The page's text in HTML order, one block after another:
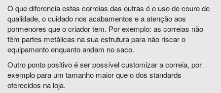
O que diferencia estas correias das outras é o uso de couro de
qualidade, o cuidado nos acabamentos e a atenção aos
pormenores que o criador tem. Por exemplo: as correias não
têm partes metálicas na sua estrutura para não riscar o
equipamento enquanto andam no saco.
Outro ponto positivo é ser possível customizar a correia, por
exemplo para um tamanho maior que o dos standards
oferecidos na loja.